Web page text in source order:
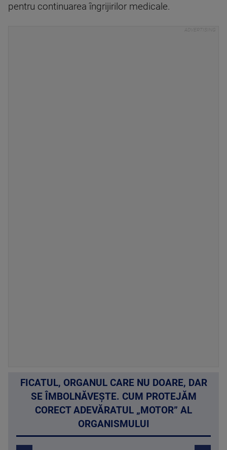
pentru continuarea îngrijirilor medicale.
FICATUL, ORGANUL CARE NU DOARE, DAR
SE ÎMBOLNĂVEȘTE. CUM PROTEJĂM
CORECT ADEVĂRATUL „MOTOR” AL
ORGANISMULUI